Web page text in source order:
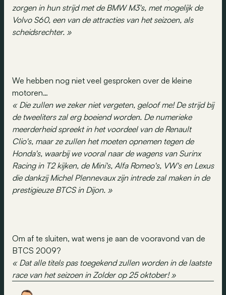
zorgen in hun strijd met de BMW M3's, met mogelijk de
Volvo S60, een van de attracties van het seizoen, als
scheidsrechter. »
We hebben nog niet veel gesproken over de kleine
motoren…
« Die zullen we zeker niet vergeten, geloof me! De strijd bij
de tweeliters zal erg boeiend worden. De numerieke
meerderheid spreekt in het voordeel van de Renault
Clio's, maar ze zullen het moeten opnemen tegen de
Honda's, waarbij we vooral naar de wagens van Surinx
Racing in T2 kijken, de Mini's, Alfa Romeo's, VW's en Lexus
die dankzij Michel Plennevaux zijn intrede zal maken in de
prestigieuze BTCS in Dijon. »
Om af te sluiten, wat wens je aan de vooravond van de
BTCS 2009?
« Dat alle titels pas toegekend zullen worden in de laatste
race van het seizoen in Zolder op 25 oktober! »